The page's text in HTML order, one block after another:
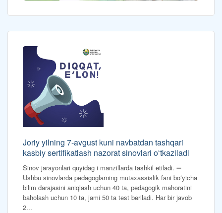
Joriy yilning 7-avgust kuni navbatdan tashqari
kasbiy sertifikatlash nazorat sinovlari oʻtkaziladi
Sinov jarayonlari quyidag i manzillarda tashkil etiladi. ➖
Ushbu sinovlarda pedagoglarning mutaxassislik fani boʻyicha
bilim darajasini aniqlash uchun 40 ta, pedagogik mahoratini
baholash uchun 10 ta, jami 50 ta test beriladi. Har bir javob
2...